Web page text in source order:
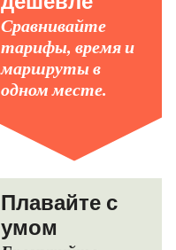
Сравнивайте
тарифы, время и
маршруты в
одном месте.
Плавайте с
умом